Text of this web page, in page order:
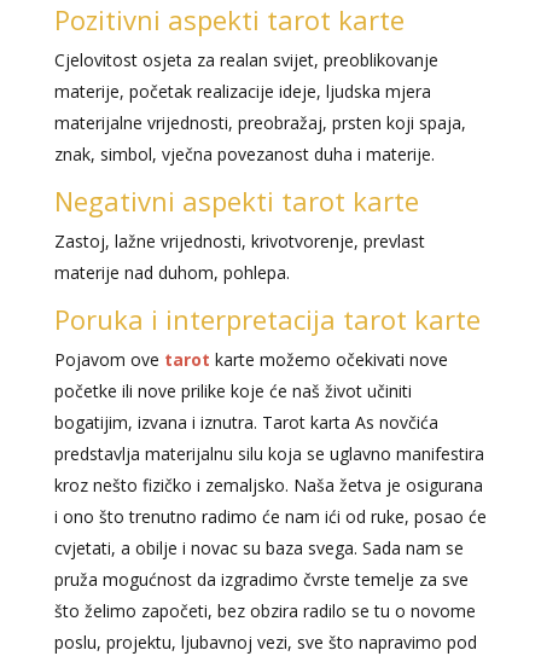
Pozitivni aspekti tarot karte
Cjelovitost osjeta za realan svijet, preoblikovanje
materije, početak realizacije ideje, ljudska mjera
materijalne vrijednosti, preobražaj, prsten koji spaja,
znak, simbol, vječna povezanost duha i materije.
Negativni aspekti tarot karte
Zastoj, lažne vrijednosti, krivotvorenje, prevlast
materije nad duhom, pohlepa.
Poruka i interpretacija tarot karte
Pojavom ove tarot karte možemo očekivati nove
početke ili nove prilike koje će naš život učiniti
bogatijim, izvana i iznutra. Tarot karta As novčića
predstavlja materijalnu silu koja se uglavno manifestira
kroz nešto fizičko i zemaljsko. Naša žetva je osigurana
i ono što trenutno radimo će nam ići od ruke, posao će
cvjetati, a obilje i novac su baza svega. Sada nam se
pruža mogućnost da izgradimo čvrste temelje za sve
što želimo započeti, bez obzira radilo se tu o novome
poslu, projektu, ljubavnoj vezi, sve što napravimo pod